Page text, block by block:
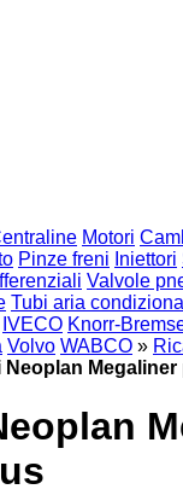
Motori
Pinze freni Iniettori
Valvole
Tubi aria
IVECO Knorr-
Volvo WABCO »
Neoplan